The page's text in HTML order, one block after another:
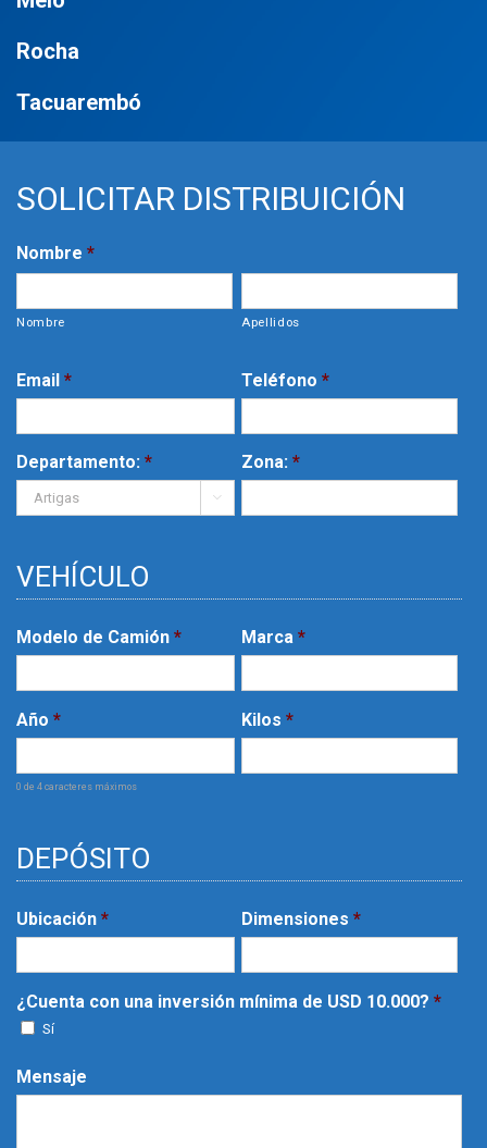
Rocha
Tacuarembó
SOLICITAR DISTRIBUICIÓN
Nombre *
Nombre Apellidos
Email * Teléfono *
Departamento: *

Zona: *
VEHÍCULO
Modelo de Camión * Marca *
Año *
0 de 4 caracteres máximos
Kilos *
DEPÓSITO
Ubicación * Dimensiones *
¿Cuenta con una inversión mínima de USD 10.000? *
Sí
Mensaje